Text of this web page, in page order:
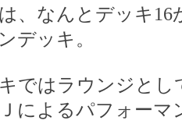
、なんとデッキ
デッキ。
キではラウンジと
によるパフォー